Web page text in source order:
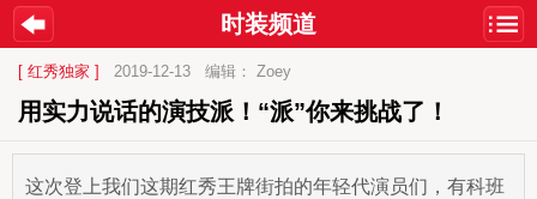
时装频道
[ 红秀独家 ] 2019-12-13 编辑： Zoey
用实力说话的演技派！“派”你来挑战了！
这次登上我们这期红秀王牌街拍的年轻代演员们，有科班